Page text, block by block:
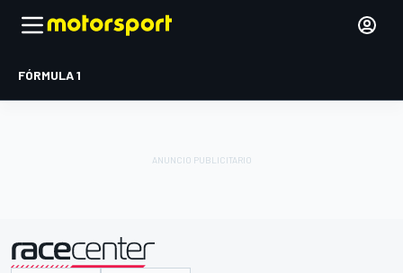
FÓRMULA 1